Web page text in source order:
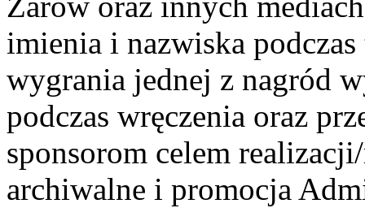
imienia i nazwiska
wygrania jednej z nagród
podczas wręczenia oraz
sponsorom celem
archiwalne i promocja